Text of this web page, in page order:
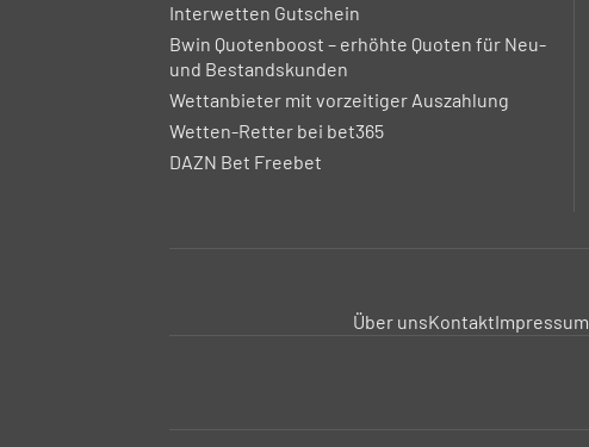
Interwetten Gutschein
Bwin Quotenboost – erhöhte Quoten für Neu-
und Bestandskunden
Wettanbieter mit vorzeitiger Auszahlung
Wetten-Retter bei bet365
DAZN Bet Freebet
Über unsKontaktImpressum